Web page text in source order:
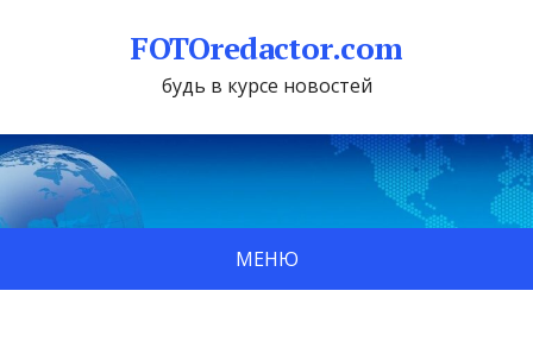
FOTOredactor.com
будь в курсе новостей
МЕНЮ